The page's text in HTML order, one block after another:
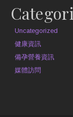
Uncategorized
健康資訊
備孕營養資訊
媒體訪問